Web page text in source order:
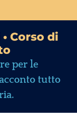
Corso di
per le
tutto